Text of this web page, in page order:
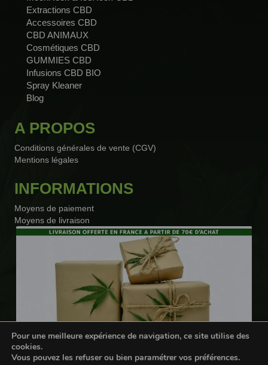
Extractions CBD
Accessoires CBD
CBD ANIMAUX
Cosmétiques CBD
GUMMIES CBD
Infusions CBD BIO
Spray Kleaner
Blog
A PROPOS
Conditions générales de vente (CGV)
Mentions légales
INFORMATIONS
Moyens de paiement
Moyens de livraison
Webdesigner freelance
Pour une meilleure expérience de navigation, ce site utilise des
cookies.
Vous pouvez les refuser ou bien paramétrer vos préférences.